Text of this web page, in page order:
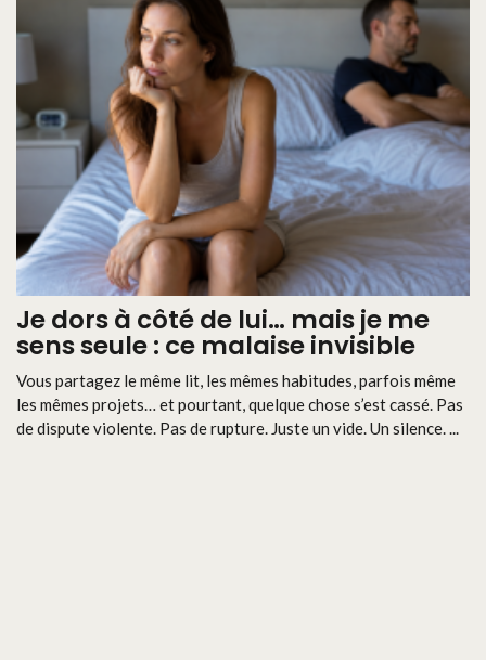
Je dors à côté de lui… mais je me
sens seule : ce malaise invisible
Vous partagez le même lit, les mêmes habitudes, parfois même
les mêmes projets… et pourtant, quelque chose s’est cassé. Pas
de dispute violente. Pas de rupture. Juste un vide. Un silence. ...